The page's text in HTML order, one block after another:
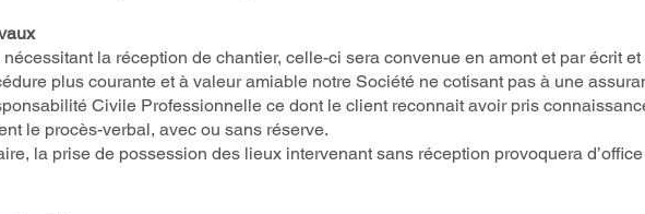
la réception de chantier, celle-ci sera convenue en amont et par écrit
plus courante et à valeur amiable notre Société ne cotisant pas à une
Civile Professionnelle ce dont le client reconnait avoir pris
le procès-verbal, avec ou sans réserve.
la prise de possession des lieux intervenant sans réception provoquera